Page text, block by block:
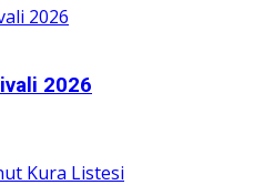
2026